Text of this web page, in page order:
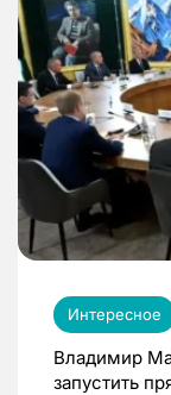
Интересное
Владимир
запустить